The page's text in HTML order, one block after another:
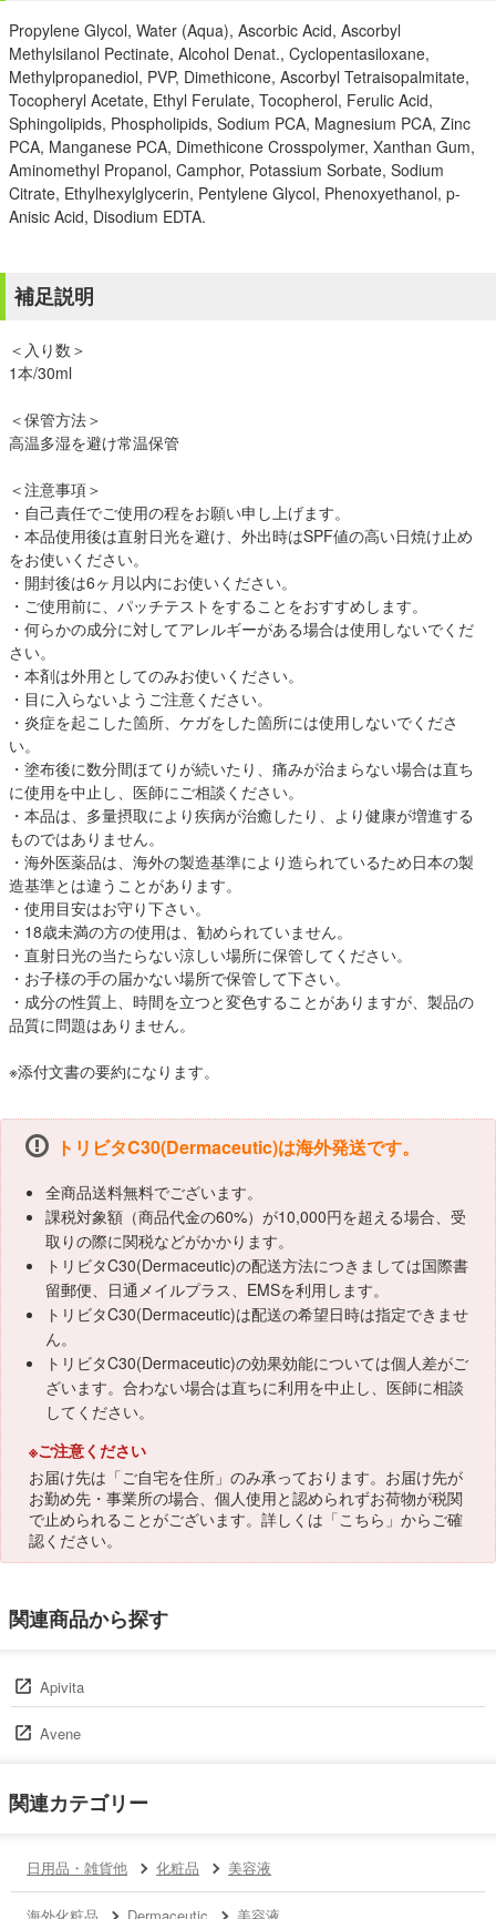
Propylene Glycol, Water (Aqua), Ascorbic Acid, Ascorbyl
Methylsilanol Pectinate, Alcohol Denat., Cyclopentasiloxane,
Methylpropanediol, PVP, Dimethicone, Ascorbyl Tetraisopalmitate,
Tocopheryl Acetate, Ethyl Ferulate, Tocopherol, Ferulic Acid,
Sphingolipids, Phospholipids, Sodium PCA, Magnesium PCA, Zinc
PCA, Manganese PCA, Dimethicone Crosspolymer, Xanthan Gum,
Aminomethyl Propanol, Camphor, Potassium Sorbate, Sodium
Citrate, Ethylhexylglycerin, Pentylene Glycol, Phenoxyethanol, p-
Anisic Acid, Disodium EDTA.
補足説明
＜入り数＞
1本/30ml
＜保管方法＞
高温多湿を避け常温保管
＜注意事項＞
・自己責任でご使用の程をお願い申し上げます。
・本品使用後は直射日光を避け、外出時はSPF値の高い日焼け止め
をお使いください。
・開封後は6ヶ月以内にお使いください。
・ご使用前に、パッチテストをすることをおすすめします。
・何らかの成分に対してアレルギーがある場合は使用しないでくだ
さい。
・本剤は外用としてのみお使いください。
・目に入らないようご注意ください。
・炎症を起こした箇所、ケガをした箇所には使用しないでくださ
い。
・塗布後に数分間ほてりが続いたり、痛みが治まらない場合は直ち
に使用を中止し、医師にご相談ください。
・本品は、多量摂取により疾病が治癒したり、より健康が増進する
ものではありません。
・海外医薬品は、海外の製造基準により造られているため日本の製
造基準とは違うことがあります。
・使用目安はお守り下さい。
・18歳未満の方の使用は、勧められていません。
・直射日光の当たらない涼しい場所に保管してください。
・お子様の手の届かない場所で保管して下さい。
・成分の性質上、時間を立つと変色することがありますが、製品の
品質に問題はありません。
※添付文書の要約になります。
トリビタC30(Dermaceutic)は海外発送です。
全商品送料無料でございます。
課税対象額（商品代金の60%）が10,000円を超える場合、受
取りの際に関税などがかかります。
トリビタC30(Dermaceutic)の配送方法につきましては国際書
留郵便、日通メイルプラス、EMSを利用します。
トリビタC30(Dermaceutic)は配送の希望日時は指定できませ
ん。
トリビタC30(Dermaceutic)の効果効能については個人差がご
ざいます。合わない場合は直ちに利用を中止し、医師に相談
してください。
※ご注意ください
お届け先は「ご自宅を住所」のみ承っております。お届け先が
お勤め先・事業所の場合、個人使用と認められずお荷物が税関
で止められることがございます。詳しくは「こちら 」からご確
認ください。
関連商品から探す
Apivita
Avene
関連カテゴリー
日用品・雑貨他 化粧品 美容液